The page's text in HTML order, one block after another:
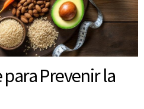
Prevenir la